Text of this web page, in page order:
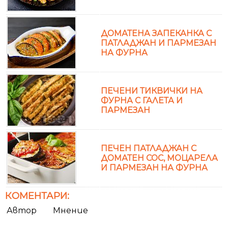
ДОМАТЕНА ЗАПЕКАНКА С
ПАТЛАДЖАН И ПАРМЕЗАН
НА ФУРНА
ПЕЧЕНИ ТИКВИЧКИ НА
ФУРНА С ГАЛЕТА И
ПАРМЕЗАН
ПЕЧЕН ПАТЛАДЖАН С
ДОМАТЕН СОС, МОЦАРЕЛА
И ПАРМЕЗАН НА ФУРНА
КОМЕНТАРИ:
Автор Мнение